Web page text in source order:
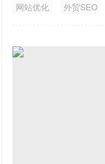
网站优化 外贸SEO